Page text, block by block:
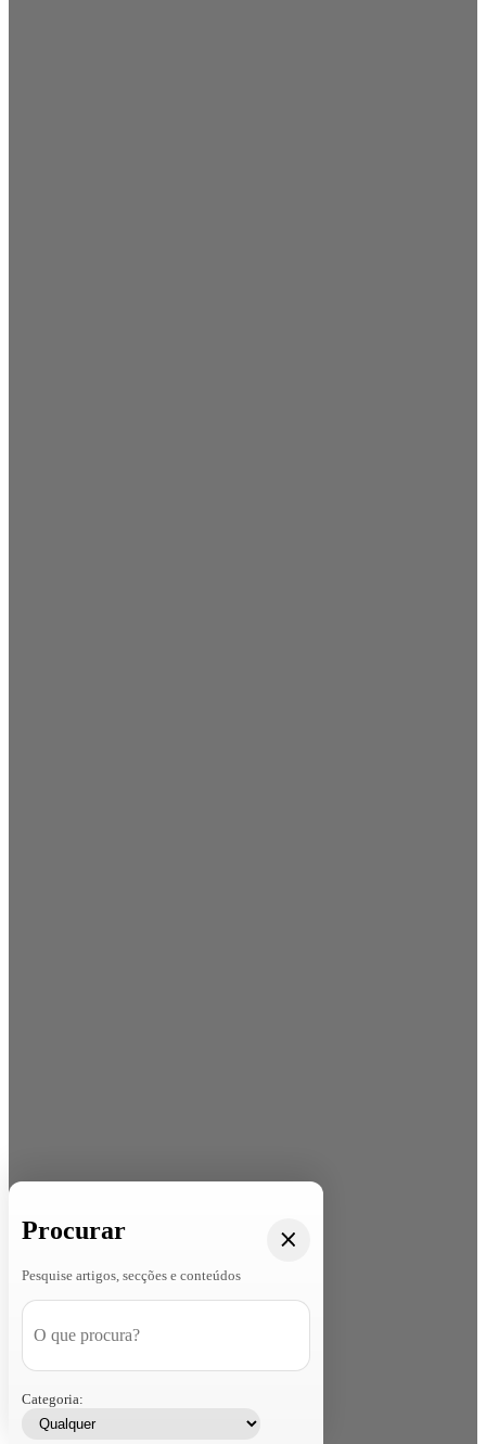
Procurar
Pesquise artigos, secções e conteúdos
Categoria: